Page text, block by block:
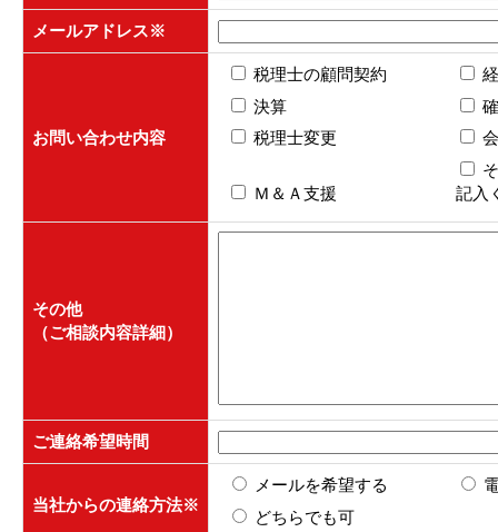
メールアドレス※
お問い合わせ内容
税理士の顧問契約
決算
税理士変更
Ｍ＆Ａ支援
記入
その他
（ご相談内容詳細）
ご連絡希望時間
当社からの連絡方法※
メールを希望する
どちらでも可